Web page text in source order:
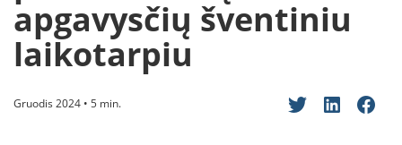
apgavysčių šventiniu
laikotarpiu
Gruodis 2024 • 5 min.